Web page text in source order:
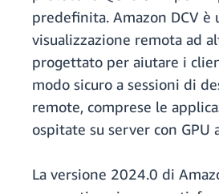
predefinita. Amazon DCV è
visualizzazione remota ad
progettato per aiutare i
modo sicuro a sessioni di
remote, comprese le
ospitate su server con GPU
La versione 2024.0 di